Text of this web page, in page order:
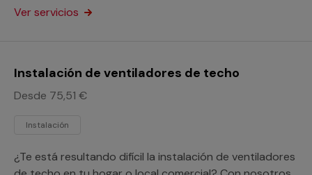
Ver servicios
Instalación de ventiladores de techo
Desde 75,51 €
Instalación
¿Te está resultando difícil la instalación de ventiladores